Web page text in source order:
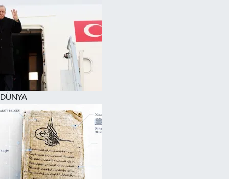
DÜNYA